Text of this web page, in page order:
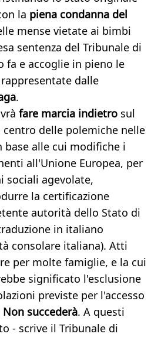
la piena condanna del
mense vietate ai bimbi
sentenza del Tribunale di
fa e accoglie in pieno le
dalle
.
fare marcia indietro sul
delle polemiche nelle
alle cui modifiche i
all'Unione Europea, per
sociali agevolate,
la certificazione
autorità dello Stato di
in italiano
consolare italiana). Atti
per molte famiglie, e la cui
significato l'esclusione
previste per l'accesso
Non succederà. A questi
- scrive il Tribunale di